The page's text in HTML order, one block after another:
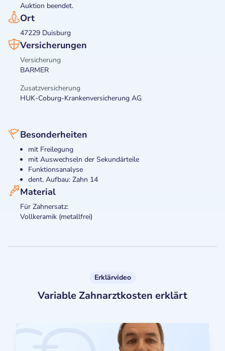
Auktion beendet.
Ort
47229 Duisburg
Versicherungen
Versicherung
BARMER
Zusatzversicherung
HUK-Coburg-Krankenversicherung AG
Besonderheiten
mit Freilegung
mit Auswechseln der Sekundärteile
Funktionsanalyse
dent. Aufbau: Zahn 14
Material
Für Zahnersatz:
Vollkeramik (metallfrei)
Erklärvideo
Variable Zahnarztkosten erklärt